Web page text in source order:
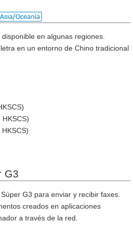
en algunas regiones.
en un entorno de Chino tradicional
G3
G3 para enviar y recibir faxes.
creados en aplicaciones
a través de la red.